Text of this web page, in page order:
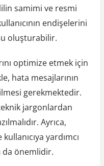
samimi ve resmi
endişelerini
oluşturabilir.
optimize etmek için
hata mesajlarının
gerekmektedir.
jargonlardan
Ayrıca,
yardımcı
da önemlidir.